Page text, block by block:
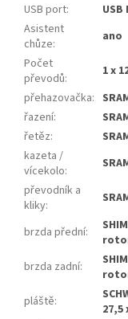
USB port:
Asistent
chůze:
ano
Počet
převodů:
1 x
přehazovačka:
řazení:
řetěz:
kazeta /
vícekolo:
převodník a
kliky:
brzda přední:
brzda zadní:
pláště:
27,5